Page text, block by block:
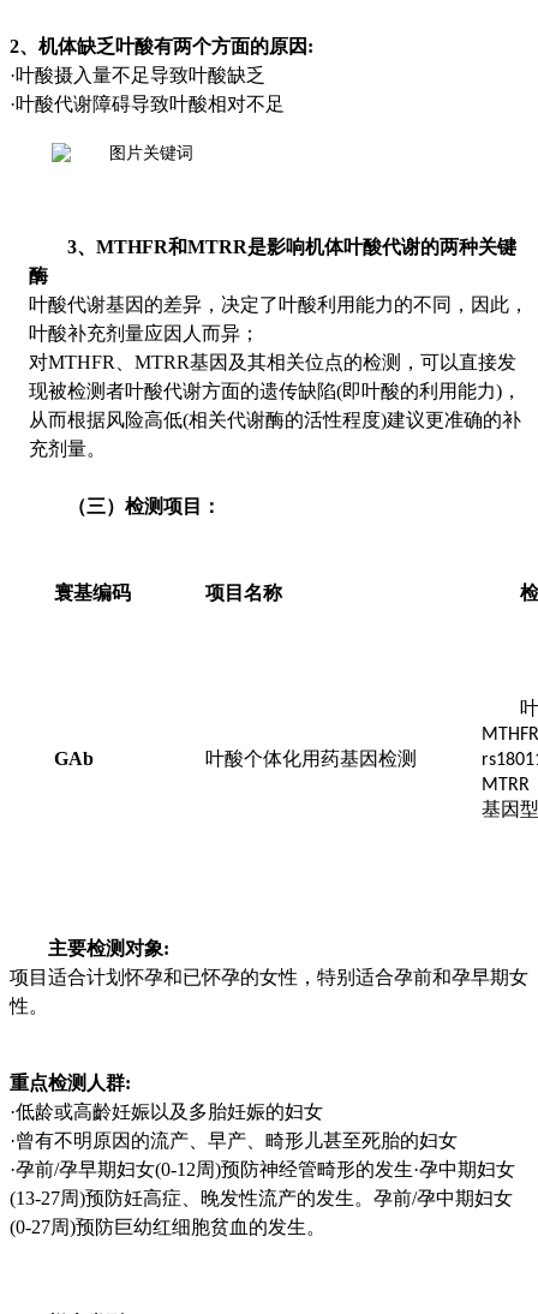
2、机体缺乏叶酸有两个方面的原因 :
·叶酸摄入量不足导致叶酸缺乏
·叶酸代谢障碍导致叶酸相对不足
3、 MTHFR和MTRR是影响机体叶酸代谢的两种关键
酶
叶酸代谢基因的差异，决定了叶酸利用能力的不同，因此，
叶酸补充剂量应因人而异；
对MTHFR MTRR基因及其相关位点的检测，可以直接发
现被检测者叶酸代谢方面的遗传缺陷(即叶酸的利用能力) ，
从而根据风险高低(相关代谢酶的活性程度)建议更准确的补
充剂量。
（三）检测项目：
寰基编码 项目名称
GAb 叶酸个体化用药基因检测
MTHFR
MTRR
基因
主要检测对象:
项目适合计划怀孕和已怀孕的女性，特别适合孕前和孕早期女
性。
重点检测人群:
·低龄或高齡妊娠以及多胎妊娠的妇女
·曾有不明原因的流产、早产、畸形儿甚至死胎的妇女
·孕前/孕早期妇女(0-12周)预防神经管畸形的发生·孕中期妇女
(13-27周)预防妊高症、晚发性流产的发生。孕前/孕中期妇女
(0-27周)预防巨幼红细胞贫血的发生。